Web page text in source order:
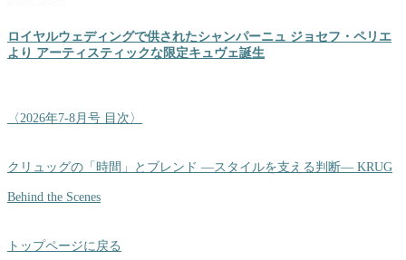
ロイヤルウェディングで供されたシャンパーニュ ジョセフ・ペリエ
より アーティスティックな限定キュヴェ誕生
〈2026年7-8月号 目次〉
クリュッグの「時間」とブレンド ―スタイルを支える判断― KRUG
Behind the Scenes
トップページに戻る